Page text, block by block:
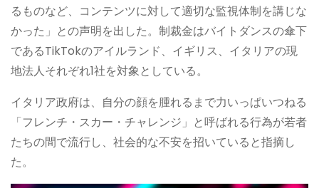
るものなど、コンテンツに対して適切な監視体制を講じな
かった」との声明を出した。制裁金はバイトダンスの傘下
であるTikTokのアイルランド、イギリス、イタリアの現
地法人それぞれ1社を対象としている。
イタリア政府は、自分の顔を腫れるまで力いっぱいつねる
「フレンチ・スカー・チャレンジ」と呼ばれる行為が若者
たちの間で流行し、社会的な不安を招いていると指摘し
た。